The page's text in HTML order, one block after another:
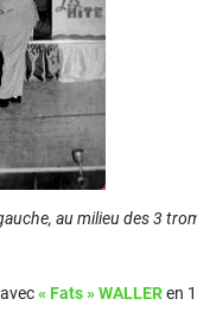
au milieu des 3
« Fats » WALLERen